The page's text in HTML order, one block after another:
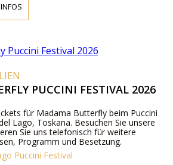
PUCCINI FESTIVAL 2026
für Madama Butterfly beim Puccini
Lago, Toskana. Besuchen Sie unsere
Sie uns telefonisch für weitere
Programm und Besetzung.
Puccini Festival